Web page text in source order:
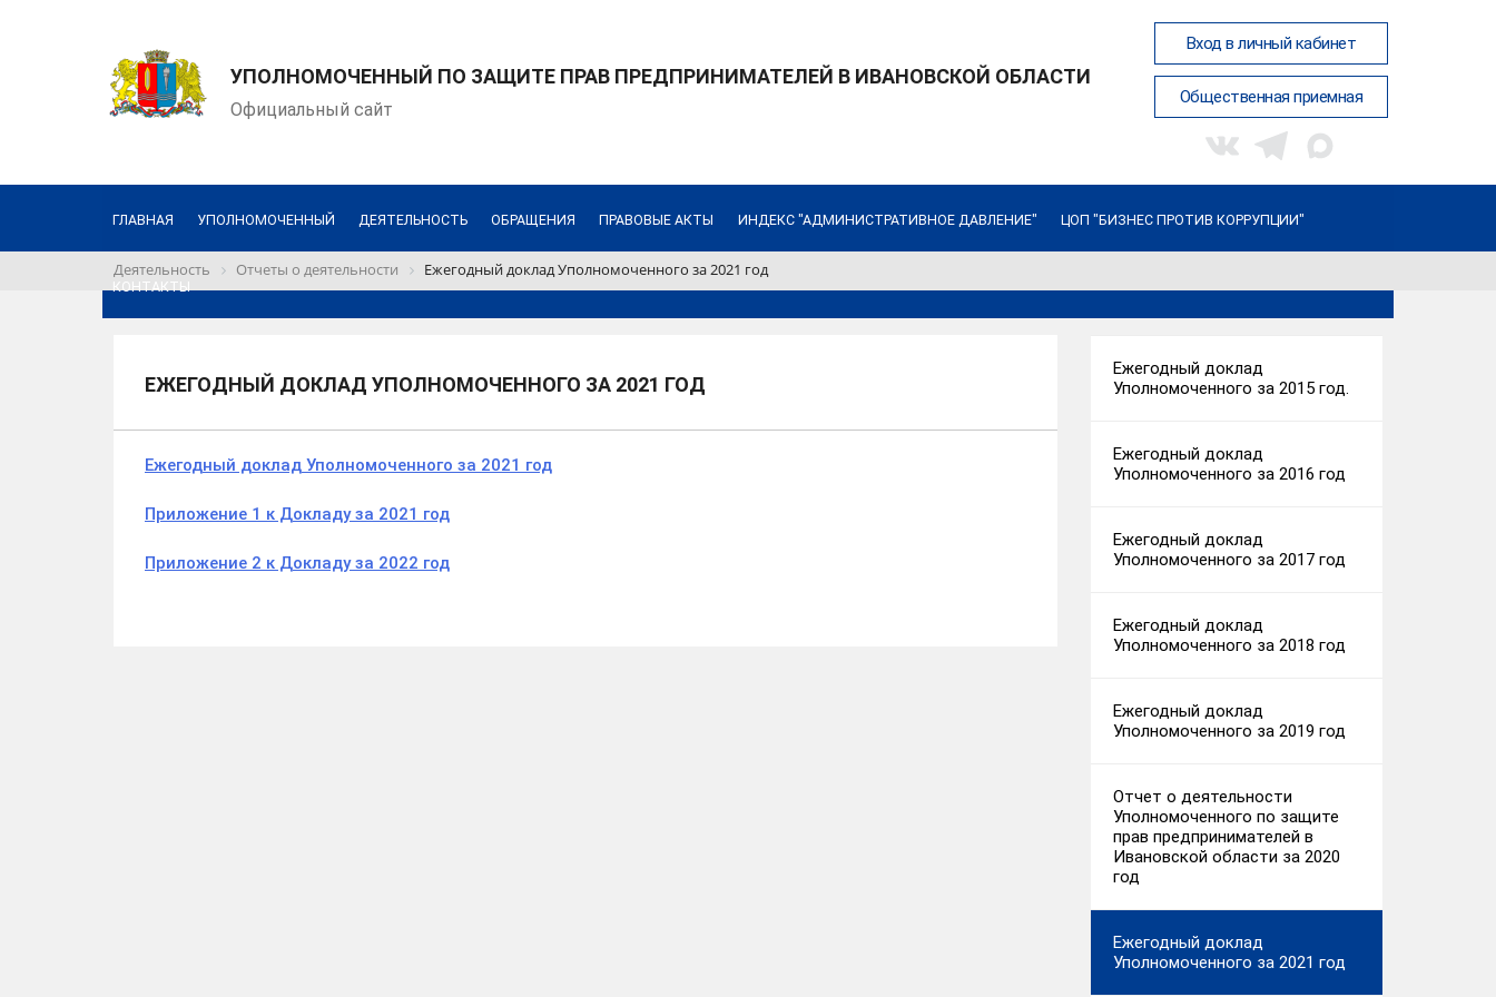
УПОЛНОМОЧЕННЫЙ ПО ЗАЩИТЕ ПРАВ ПРЕДПРИНИМАТЕЛЕЙ В ИВАНОВСКОЙ ОБЛАСТИ
Официальный сайт
Вход в личный кабинет
Общественная приемная
ГЛАВНАЯ УПОЛНОМОЧЕННЫЙ ДЕЯТЕЛЬНОСТЬ ОБРАЩЕНИЯ ПРАВОВЫЕ АКТЫ ИНДЕКС "АДМИНИСТРАТИВНОЕ ДАВЛЕНИЕ" ЦОП "БИЗНЕС ПРОТИВ КОРРУПЦИИ"
КОНТАКТЫ
Деятельность Отчеты о деятельности Ежегодный доклад Уполномоченного за 2021 год
ЕЖЕГОДНЫЙ ДОКЛАД УПОЛНОМОЧЕННОГО ЗА 2021 ГОД
Ежегодный доклад Уполномоченного за 2021 год
Приложение 1 к Докладу за 2021 год
Приложение 2 к Докладу за 2022 год
Ежегодный доклад
Уполномоченного за 2015 год.
Ежегодный доклад
Уполномоченного за 2016 год
Ежегодный доклад
Уполномоченного за 2017 год
Ежегодный доклад
Уполномоченного за 2018 год
Ежегодный доклад
Уполномоченного за 2019 год
Отчет о деятельности
Уполномоченного по защите
прав предпринимателей в
Ивановской области за 2020
год
Ежегодный доклад
Уполномоченного за 2021 год